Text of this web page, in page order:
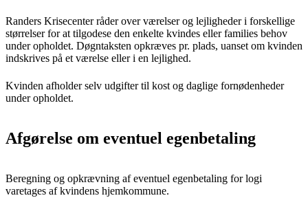
Randers Krisecenter råder over værelser og lejligheder i forskellige
størrelser for at tilgodese den enkelte kvindes eller families behov
under opholdet. Døgntaksten opkræves pr. plads, uanset om kvinden
indskrives på et værelse eller i en lejlighed.
Kvinden afholder selv udgifter til kost og daglige fornødenheder
under opholdet.
Afgørelse om eventuel egenbetaling
Beregning og opkrævning af eventuel egenbetaling for logi
varetages af kvindens hjemkommune.